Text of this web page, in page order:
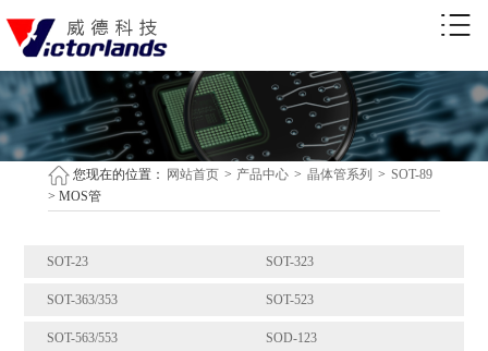
您现在的位置： 网站首页 > 产品中心 > 晶体管系列 > SOT-89
> MOS管
SOT-23 SOT-323
SOT-363/353 SOT-523
SOT-563/553 SOD-123